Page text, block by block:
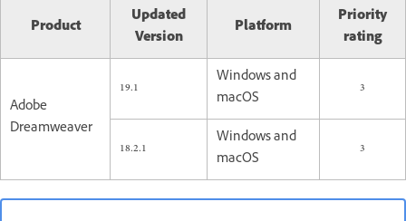
Product
Updated
Version
Platform
Priority
rating
Adobe
Dreamweaver
19.1
Windows and
macOS
3
18.2.1
Windows and
macOS
3